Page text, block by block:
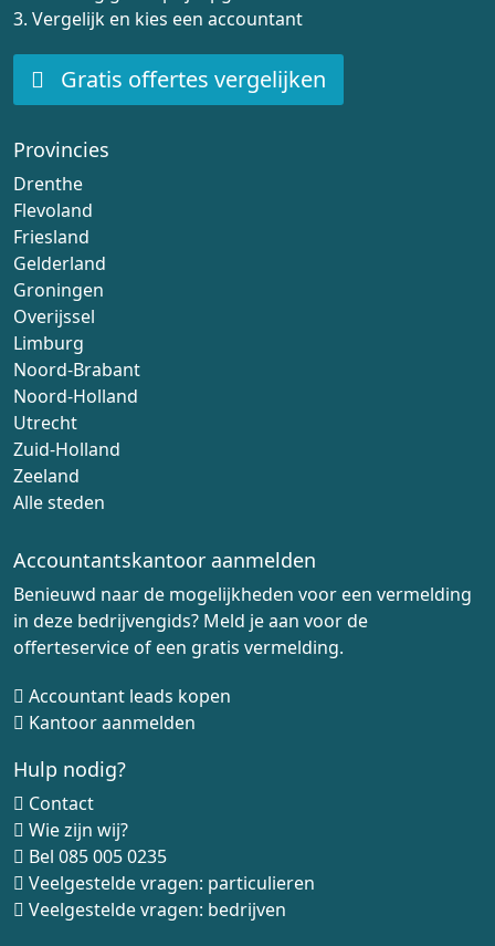
3. Vergelijk en kies een accountant
Gratis offertes vergelijken
Provincies
Drenthe
Flevoland
Friesland
Gelderland
Groningen
Overijssel
Limburg
Noord-Brabant
Noord-Holland
Utrecht
Zuid-Holland
Zeeland
Alle steden
Accountantskantoor aanmelden
Benieuwd naar de mogelijkheden voor een vermelding
in deze bedrijvengids? Meld je aan voor de
offerteservice of een gratis vermelding.
Accountant leads kopen
Kantoor aanmelden
Hulp nodig?
Contact
Wie zijn wij?
Bel 085 005 0235
Veelgestelde vragen: particulieren
Veelgestelde vragen: bedrijven